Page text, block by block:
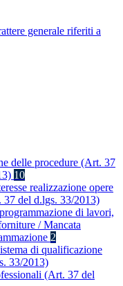
generale riferiti a
delle procedure (Art. 37
10
realizzazione opere
del d.lgs. 33/2013)
di lavori,
/ Mancata
2
di qualificazione
33/2013)
(Art. 37 del